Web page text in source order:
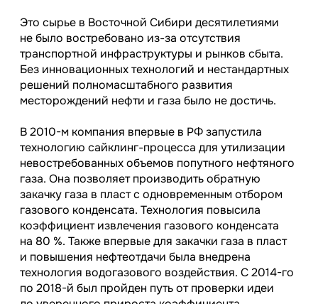
Это сырье в Восточной Сибири десятилетиями
не было востребовано из-за отсутствия
транспортной инфраструктуры и рынков сбыта.
Без инновационных технологий и нестандартных
решений полномасштабного развития
месторождений нефти и газа было не достичь.
В2010-м компания впервые в РФ запустила
технологию сайклинг-процесса для утилизации
невостребованных объемов попутного нефтяного
газа. Она позволяет производить обратную
закачку газа в пласт с одновременным отбором
газового конденсата. Технология повысила
коэффициент извлечения газового конденсата
на 80 %. Также впервые для закачки газа в пласт
и повышения нефтеотдачи была внедрена
технология водогазового воздействия. С2014-го
по 2018-й был пройден путь от проверки идеи